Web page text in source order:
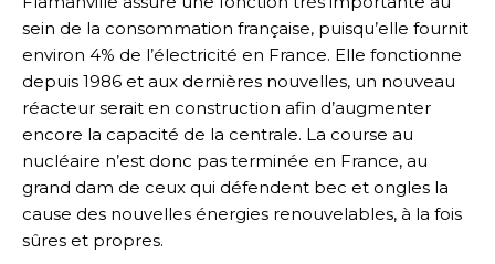
sein de la consommation française, puisqu’elle fournit
environ 4% de l’électricité en France. Elle fonctionne
depuis 1986 et aux dernières nouvelles, un nouveau
réacteur serait en construction afin d’augmenter
encore la capacité de la centrale. La course au
nucléaire n’est donc pas terminée en France, au
grand dam de ceux qui défendent bec et ongles la
cause des nouvelles énergies renouvelables, à la fois
sûres et propres.